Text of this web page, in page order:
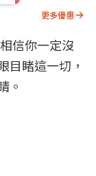
更多優惠
信你一定沒
目睹這一切，
。